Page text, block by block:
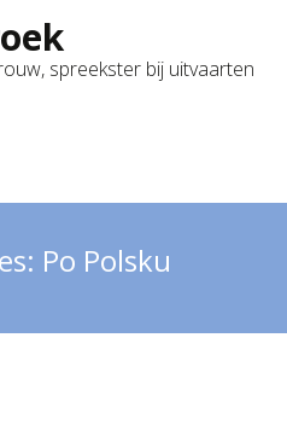
spreekster bij uitvaarten
Po Polsku